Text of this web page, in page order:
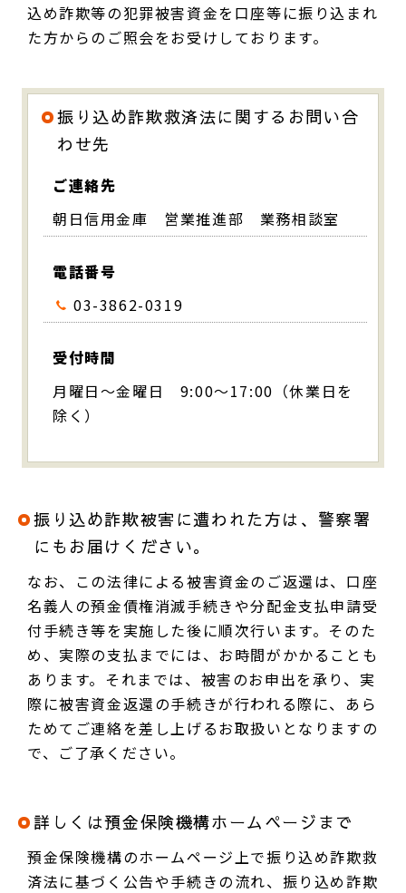
込め詐欺等の犯罪被害資金を口座等に振り込まれ
た方からのご照会をお受けしております。
振り込め詐欺救済法に関するお問い合
わせ先
ご連絡先
朝日信用金庫 営業推進部 業務相談室
電話番号
03-3862-0319
受付時間
月曜日～金曜日 9:00～17:00（休業日を
除く）
振り込め詐欺被害に遭われた方は、警察署
にもお届けください。
なお、この法律による被害資金のご返還は、口座
名義人の預金債権消滅手続きや分配金支払申請受
付手続き等を実施した後に順次行います。そのた
め、実際の支払までには、お時間がかかることも
あります。それまでは、被害のお申出を承り、実
際に被害資金返還の手続きが行われる際に、あら
ためてご連絡を差し上げるお取扱いとなりますの
で、ご了承ください。
詳しくは預金保険機構ホームページまで
預金保険機構のホームページ上で振り込め詐欺救
済法に基づく公告や手続きの流れ、振り込め詐欺